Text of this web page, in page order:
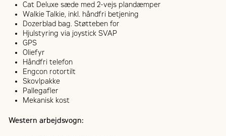
Cat Deluxe sæde med 2-vejs plandæmper
Walkie Talkie, inkl. håndfri betjening
Dozerblad bag. Støtteben for
Hjulstyring via joystick SVAP
GPS
Oliefyr
Håndfri telefon
Engcon rotortilt
Skovlpakke
Pallegafler
Mekanisk kost
Western arbejdsvogn: